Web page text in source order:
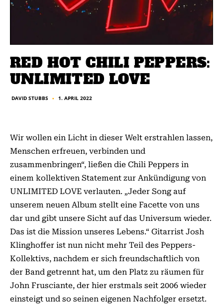
RED HOT CHILI PEPPERS:
UNLIMITED LOVE
DAVID STUBBS ■ 1. APRIL 2022
Wir wollen ein Licht in dieser Welt erstrahlen lassen,
Menschen erfreuen, verbinden und
zusammenbringen“, ließen die Chili Peppers in
einem kollektiven Statement zur Ankündigung von
UNLIMITED LOVE verlauten. „Jeder Song auf
unserem neuen Album stellt eine Facette von uns
dar und gibt unsere Sicht auf das Universum wieder.
Das ist die Mission unseres Lebens.“ Gitarrist Josh
Klinghoffer ist nun nicht mehr Teil des Peppers-
Kollektivs, nachdem er sich freundschaftlich von
der Band getrennt hat, um den Platz zu räumen für
John Frusciante, der hier erstmals seit 2006 wieder
einsteigt und so seinen eigenen Nachfolger ersetzt.